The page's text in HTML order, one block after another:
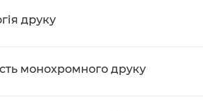
друку
монохромного друку